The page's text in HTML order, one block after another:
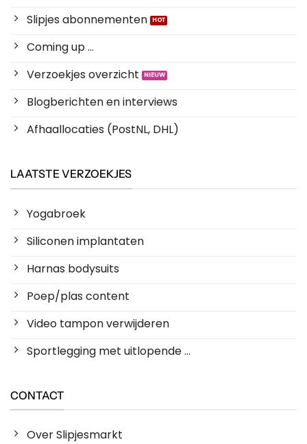
Slipjes abonnementen
Coming up ...
Verzoekjes overzicht
Blogberichten en interviews
Afhaallocaties (PostNL, DHL)
LAATSTE VERZOEKJES
Yogabroek
Siliconen implantaten
Harnas bodysuits
Poep/plas content
Video tampon verwijderen
Sportlegging met uitlopende ...
CONTACT
Over Slipjesmarkt